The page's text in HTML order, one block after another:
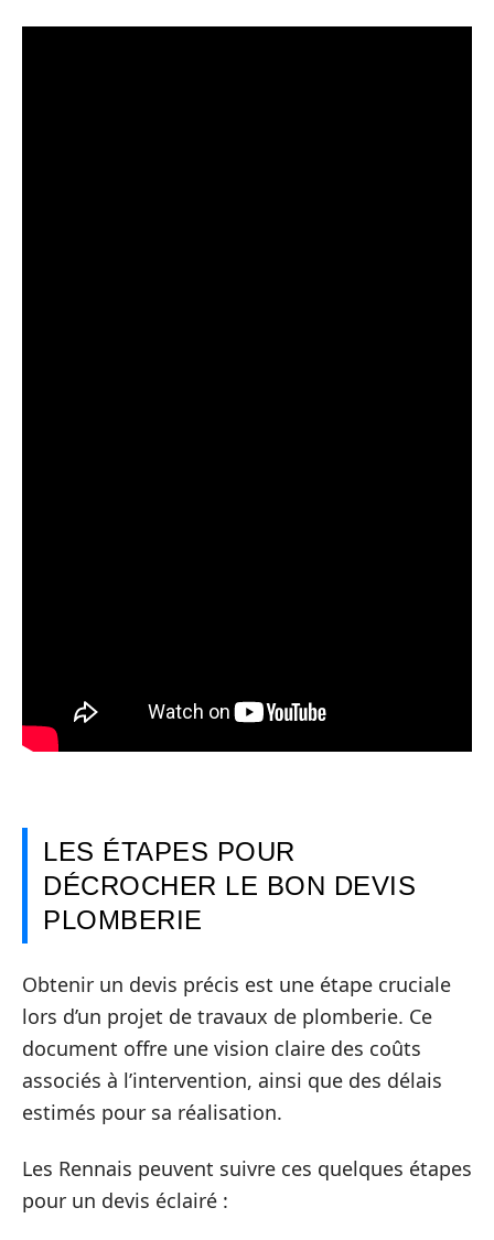
LES ÉTAPES POUR
DÉCROCHER LE BON DEVIS
PLOMBERIE
Obtenir un devis précis est une étape cruciale
lors d’un projet de travaux de plomberie. Ce
document offre une vision claire des coûts
associés à l’intervention, ainsi que des délais
estimés pour sa réalisation.
Les Rennais peuvent suivre ces quelques étapes
pour un devis éclairé :